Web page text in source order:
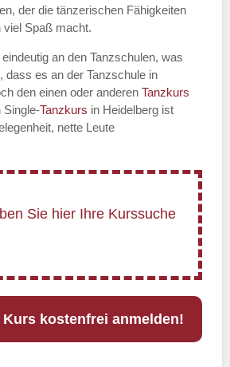
der die tänzerischen Fähigkeiten
viel Spaß macht.
an den Tanzschulen, was
dass es an der Tanzschule in
den einen oder anderen Tanzkurs
Single-Tanzkurs in Heidelberg ist
nette Leute
Kurs kostenfrei anmelden!